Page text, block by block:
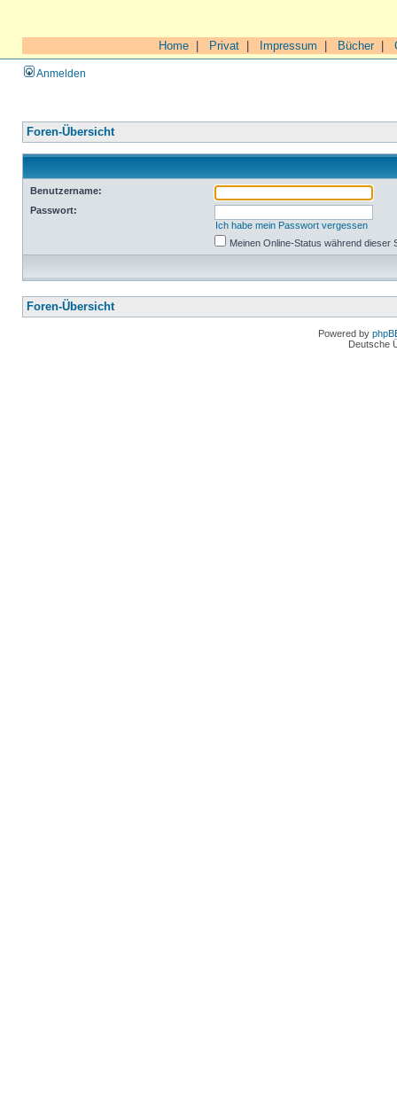
Home Privat Impressum Bücher|
Anmelden
Foren-Übersicht
Benutzername:
Passwort:
Ich habe mein Passwort vergessen
Meinen Online-Status während dieser
Foren-Übersicht
Powered by
Deutsche